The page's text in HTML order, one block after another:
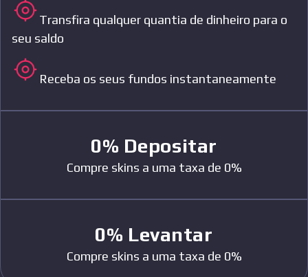
Transfira qualquer quantia de dinheiro para o
seu saldo
Receba os seus fundos instantaneamente
0% Depositar
Compre skins a uma taxa de 0%
0% Levantar
Compre skins a uma taxa de 0%